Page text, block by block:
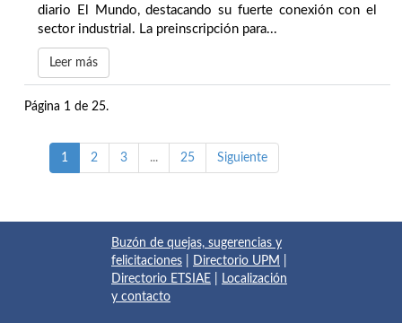
diario El Mundo, destacando su fuerte conexión con el
sector industrial. La preinscripción para...
Leer más
Página 1 de 25.
1 2 3 ... 25 Siguiente
Buzón de quejas, sugerencias y
felicitaciones
Directorio UPM
Directorio ETSIAE
Localización
y contacto